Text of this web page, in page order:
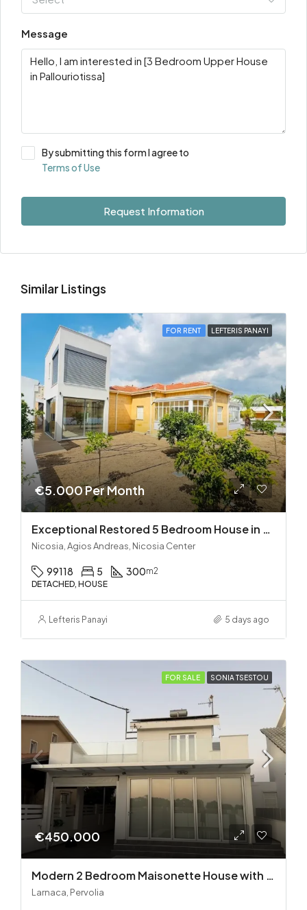
Message
By submitting this form I agree to
Terms of Use
Request Information
Similar Listings
FOR RENT LEFTERIS PANAYI
€5.000 Per Month
Exceptional Restored 5 Bedroom House in Agios Andreas
Nicosia, Agios Andreas, Nicosia Center
99118 5 300m2
DETACHED, HOUSE
Lefteris Panayi 5 days ago
FOR SALE SONIA TSESTOU
€450.000
Modern 2 Bedroom Maisonette House with Private Pool in Pervolia – 100m from the beach!
Larnaca, Pervolia